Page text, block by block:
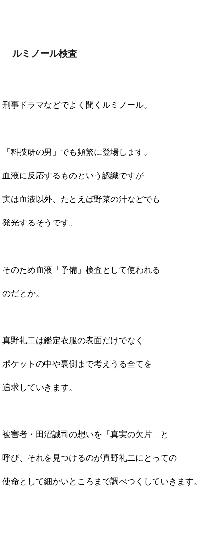
ルミノール検査
刑事ドラマなどでよく聞くルミノール。
「科捜研の男」でも頻繁に登場します。
血液に反応するものという認識ですが
実は血液以外、たとえば野菜の汁などでも
発光するそうです。
そのため血液「予備」検査として使われる
のだとか。
真野礼二は鑑定衣服の表面だけでなく
ポケットの中や裏側まで考えうる全てを
追求していきます。
被害者・田沼誠司の想いを「真実の欠片」と
呼び、それを見つけるのが真野礼二にとっての
使命として細かいところまで調べつくしていきます。